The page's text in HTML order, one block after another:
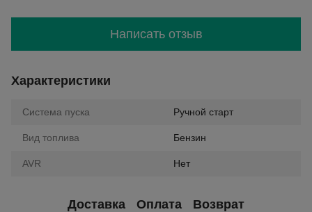
Написать отзыв
Характеристики
Система пуска Ручной старт
Вид топлива Бензин
AVR Нет
Доставка Оплата Возврат